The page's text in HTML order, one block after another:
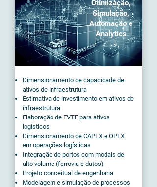
Otimização,
Simulação,
Automação e
Analytics
Dimensionamento de capacidade de
ativos de infraestrutura
Estimativa de investimento em ativos de
infraestrutura
Elaboração de EVTE para ativos
logísticos
Dimensionamento de CAPEX e OPEX
em operações logísticas
Integração de portos com modais de
alto volume (ferrovia e dutos)
Projeto conceitual de engenharia
Modelagem e simulação de processos